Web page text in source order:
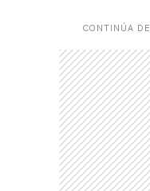
CONTINÚA